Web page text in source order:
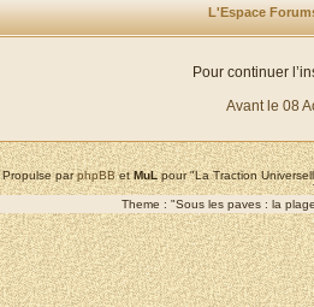
L'Espace
Pour continuer
Avant le 08
Propulse parphpBBetMuLpour "La Traction
Theme : "Sous les paves : la